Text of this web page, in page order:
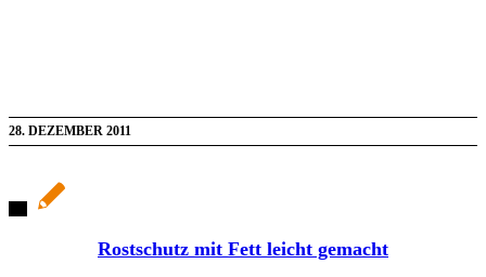
28. DEZEMBER 2011
Rostschutz mit Fett leicht gemacht